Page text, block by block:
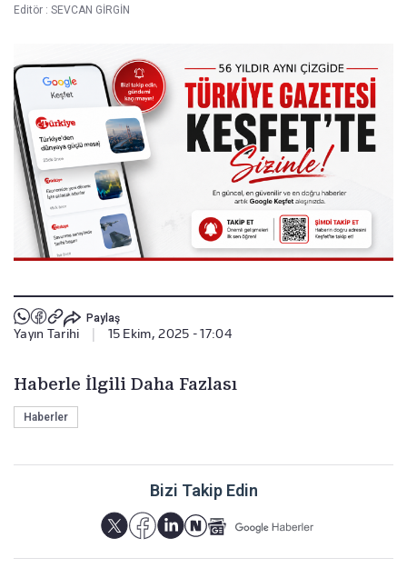
Editör : SEVCAN GİRGİN
Paylaş
Yayın Tarihi 15 Ekim, 2025 - 17:04
Haberle İlgili Daha Fazlası
Haberler
Bizi Takip Edin